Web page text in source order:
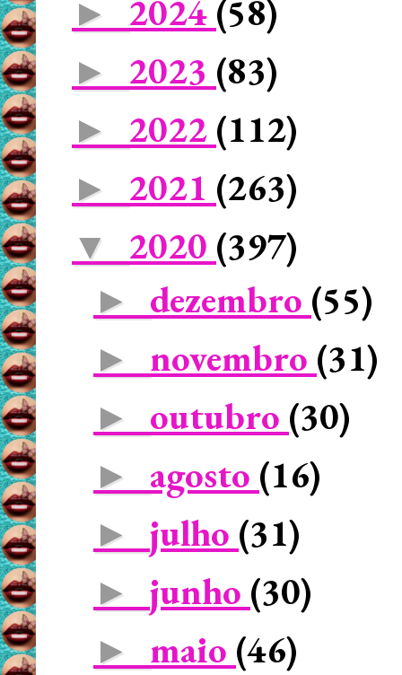
► 2024 (58)
► 2023 (83)
► 2022 (112)
► 2021 (263)
▼ 2020 (397)
► dezembro (55)
► novembro (31)
► outubro (30)
► agosto (16)
► julho (31)
► junho (30)
► maio (46)